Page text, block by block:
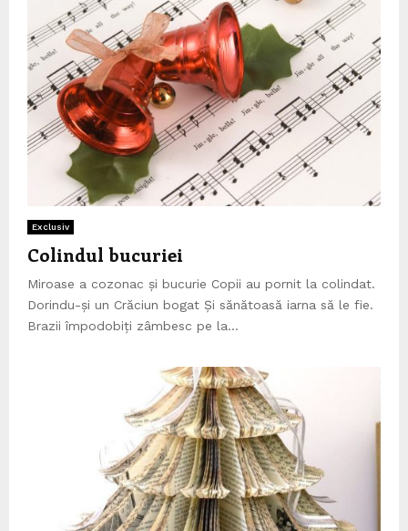
Exclusiv
Colindul bucuriei
Miroase a cozonac și bucurie Copii au pornit la colindat.
Dorindu-și un Crăciun bogat Și sănătoasă iarna să le fie.
Brazii împodobiți zâmbesc pe la...